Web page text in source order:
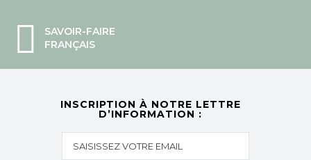
SAVOIR-FAIRE
FRANÇAIS
INSCRIPTION À NOTRE LETTRE
D’INFORMATION :